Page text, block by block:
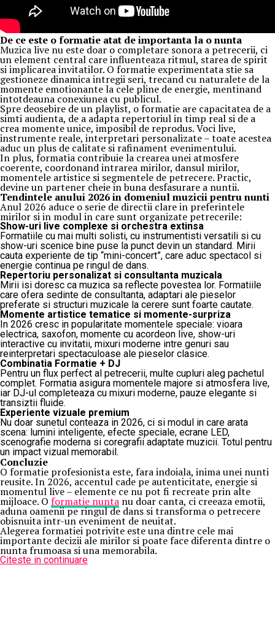
De ce este o formatie atat de importanta la o nunta
Muzica live nu este doar o completare sonora a petrecerii, ci
un element central care influenteaza ritmul, starea de spirit
si implicarea invitatilor. O formatie experimentata stie sa
gestioneze dinamica intregii seri, trecand cu naturalete de la
momente emotionante la cele pline de energie, mentinand
intotdeauna conexiunea cu publicul.
Spre deosebire de un playlist, o formatie are capacitatea de a
simti audienta, de a adapta repertoriul in timp real si de a
crea momente unice, imposibil de reprodus. Voci live,
instrumente reale, interpretari personalizate – toate acestea
aduc un plus de calitate si rafinament evenimentului.
In plus, formatia contribuie la crearea unei atmosfere
coerente, coordonand intrarea mirilor, dansul mirilor,
momentele artistice si segmentele de petrecere. Practic,
devine un partener cheie in buna desfasurare a nuntii.
Tendintele anului 2026 in domeniul muzicii pentru nunti
Anul 2026 aduce o serie de directii clare in preferintele
mirilor si in modul in care sunt organizate petrecerile:
Show-uri live complexe si orchestra extinsa
Formatiile cu mai multi solisti, cu instrumentisti versatili si cu
show-uri scenice bine puse la punct devin un standard. Mirii
cauta experiente de tip “mini-concert”, care aduc spectacol si
energie continua pe ringul de dans.
Repertoriu personalizat si consultanta muzicala
Mirii isi doresc ca muzica sa reflecte povestea lor. Formatiile
care ofera sedinte de consultanta, adaptari ale pieselor
preferate si structuri muzicale la cerere sunt foarte cautate.
Momente artistice tematice si momente-surpriza
In 2026 cresc in popularitate momentele speciale: vioara
electrica, saxofon, momente cu acordeon live, show-uri
interactive cu invitatii, mixuri moderne intre genuri sau
reinterpretari spectaculoase ale pieselor clasice.
Combinatia Formatie + DJ
Pentru un flux perfect al petrecerii, multe cupluri aleg pachetul
complet. Formatia asigura momentele majore si atmosfera live,
iar DJ-ul completeaza cu mixuri moderne, pauze elegante si
transiztii fluide.
Experiente vizuale premium
Nu doar sunetul conteaza in 2026, ci si modul in care arata
scena: lumini inteligente, efecte speciale, ecrane LED,
scenografie moderna si coregrafii adaptate muzicii. Totul pentru
un impact vizual memorabil.
Concluzie
O formatie profesionista este, fara indoiala, inima unei nunti
reusite. In 2026, accentul cade pe autenticitate, energie si
momentul live – elemente ce nu pot fi recreate prin alte
mijloace. O formatie nunta nu doar canta, ci creeaza emotii,
aduna oamenii pe ringul de dans si transforma o petrecere
obisnuita intr-un eveniment de neuitat.
Alegerea formatiei potrivite este una dintre cele mai
importante decizii ale mirilor si poate face diferenta dintre o
nunta frumoasa si una memorabila.
Citeste in continuare